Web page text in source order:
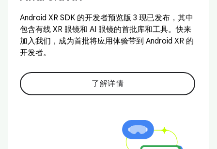
Android XR SDK 的开发者预览版 3 现已发布，其中
包含有线 XR 眼镜和 AI 眼镜的首批库和工具。快来
加入我们，成为首批将应用体验带到 Android XR 的
开发者。
了解详情